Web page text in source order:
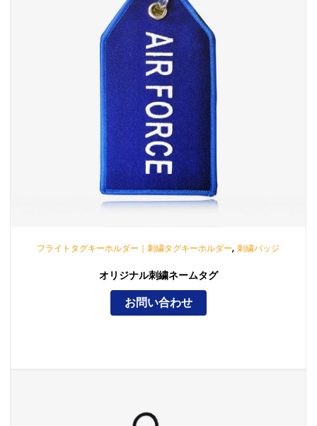
フライトタグキーホルダー｜刺繍タグキーホルダー, 刺繍バッジ
オリジナル刺繍ネームタグ
お問い合わせ